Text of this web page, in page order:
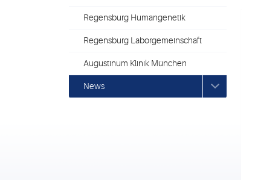
Regensburg Humangenetik
Regensburg Laborgemeinschaft
Augustinum Klinik München
News